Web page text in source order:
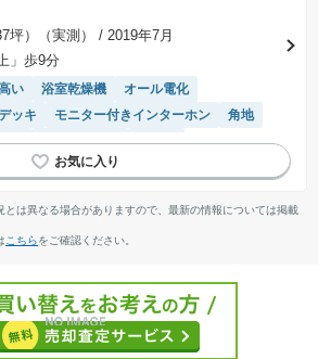
坪）（実測）
/ 2019年7月
」歩9分
い 浴室乾燥機
オール電化
ッキ モニター付きインターホン
角地
ン 温水洗浄便座
平坦地
キングヒーター 陽当り良好
は異なる場合がありますので、最新の情報については掲載
こちらをご確認ください。